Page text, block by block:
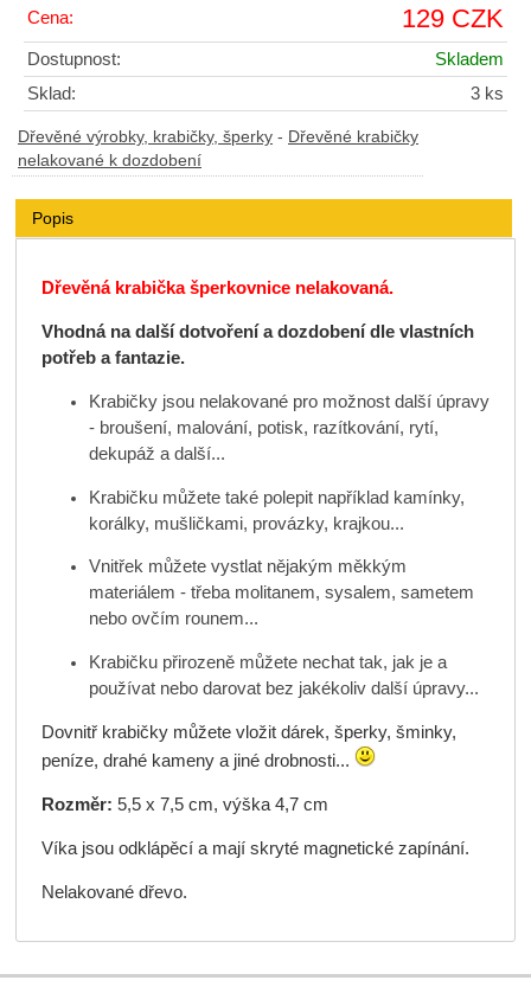
Cena: 129 CZK
Dostupnost:
Skladem
Sklad:
3 ks
Dřevěné výrobky, krabičky, šperky - Dřevěné krabičky
nelakované k dozdobení
Popis
Dřevěná krabička šperkovnice nelakovaná.
Vhodná na další dotvoření a dozdobení dle vlastních
potřeb a fantazie.
Krabičky jsou nelakované pro možnost další úpravy
- broušení, malování, potisk, razítkování, rytí,
dekupáž a další...
Krabičku můžete také polepit například kamínky,
korálky, mušličkami, provázky, krajkou...
Vnitřek můžete vystlat nějakým měkkým
materiálem - třeba molitanem, sysalem, sametem
nebo ovčím rounem...
Krabičku přirozeně můžete nechat tak, jak je a
používat nebo darovat bez jakékoliv další úpravy...
Dovnitř krabičky můžete vložit dárek, šperky, šminky,
peníze, drahé kameny a jiné drobnosti...
Rozměr: 5,5 x 7,5 cm, výška 4,7 cm
Víka jsou odklápěcí a mají skryté magnetické zapínání.
Nelakované dřevo.